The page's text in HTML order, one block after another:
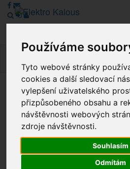
Používáme
Tyto webové stránky
cookies a další sledovací
vylepšení uživatelského
přizpůsobeného obsahu a
návštěvnosti webových
zdroje návštěvnosti.
Souhlasím
Odmítám
Vážení zákazníci, v tuto chvíli je Náš
režimu Katalogu. Objednávky on-
Děkujeme za pochopení.
Výprodej